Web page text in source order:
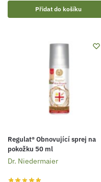
Přidat do košíku
Regulat® Obnovující sprej na
pokožku 50 ml
Dr. Niedermaier